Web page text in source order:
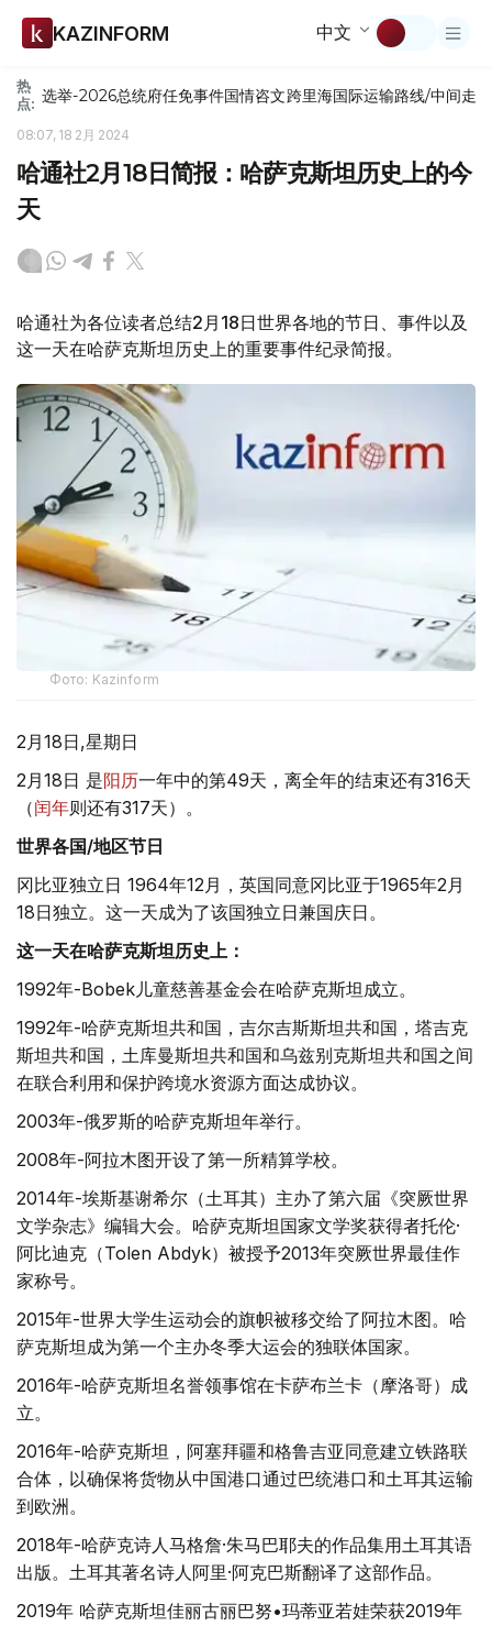
KAZINFORM 中文
热
点: 选举-2026总统府任免事件国情咨文跨里海国际运输路线/中间走廊
08:07, 18 2月 2024
哈通社2月18日简报：哈萨克斯坦历史上的今
天
哈通社为各位读者总结2月18日世界各地的节日、事件以及
这一天在哈萨克斯坦历史上的重要事件纪录简报。
Фото: Kazinform
2月18日,星期日
2月18日 是阳历一年中的第49天，离全年的结束还有316天
（闰年则还有317天）。
世界各国/地区节日
冈比亚独立日 1964年12月，英国同意冈比亚于1965年2月
18日独立。这一天成为了该国独立日兼国庆日。
这一天在哈萨克斯坦历史上：
1992年-Bobek儿童慈善基金会在哈萨克斯坦成立。
1992年-哈萨克斯坦共和国，吉尔吉斯斯坦共和国，塔吉克
斯坦共和国，土库曼斯坦共和国和乌兹别克斯坦共和国之间
在联合利用和保护跨境水资源方面达成协议。
2003年-俄罗斯的哈萨克斯坦年举行。
2008年-阿拉木图开设了第一所精算学校。
2014年-埃斯基谢希尔（土耳其）主办了第六届《突厥世界
文学杂志》编辑大会。哈萨克斯坦国家文学奖获得者托伦·
阿比迪克（Tolen Abdyk）被授予2013年突厥世界最佳作
家称号。
2015年-世界大学生运动会的旗帜被移交给了阿拉木图。哈
萨克斯坦成为第一个主办冬季大运会的独联体国家。
2016年-哈萨克斯坦名誉领事馆在卡萨布兰卡（摩洛哥）成
立。
2016年-哈萨克斯坦，阿塞拜疆和格鲁吉亚同意建立铁路联
合体，以确保将货物从中国港口通过巴统港口和土耳其运输
到欧洲。
2018年-哈萨克诗人马格詹·朱马巴耶夫的作品集用土耳其语
出版。土耳其著名诗人阿里·阿克巴斯翻译了这部作品。
2019年 哈萨克斯坦佳丽古丽巴努•玛蒂亚若娃荣获2019年